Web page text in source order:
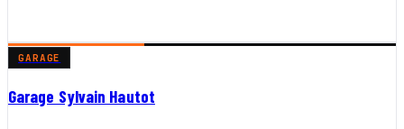
GARAGE
Garage Sylvain Hautot